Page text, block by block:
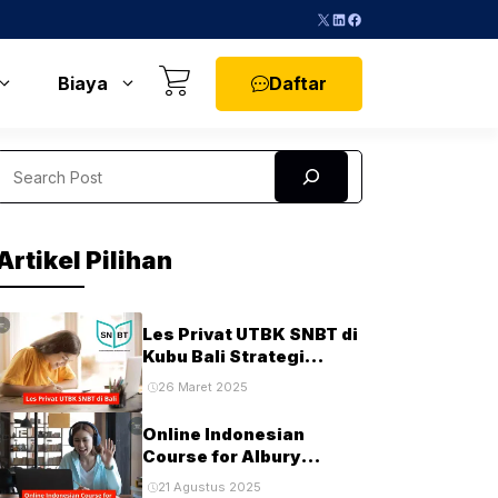
X LinkedIn
Facebook
Biaya Daftar
Pilihan
Les Privat UTBK SNBT di
Kubu Bali Strategi
Terbaik untuk Sukses di
26 Maret 2025
Online Indonesian
Course for Albury
Students and
21 Agustus 2025